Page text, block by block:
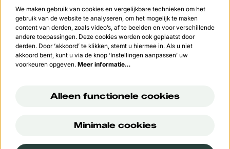
Meld je aan voor de nieuwsbrief
Aanmelden
Data Processing Addendum van Google.
© Cultuurcentrum 't Vondel
We maken gebruik van cookies en vergelijkbare technieken om het
gebruik van de website te analyseren, om het mogelijk te maken
content van derden, zoals video’s, af te beelden en voor verschillende
andere toepassingen. Deze cookies worden ook geplaatst door
derden. Door ‘akkoord’ te klikken, stemt u hiermee in. Als u niet
akkoord bent, kunt u via de knop ‘Instellingen aanpassen’ uw
voorkeuren opgeven. Meer informatie…
Alleen functionele cookies
Minimale cookies